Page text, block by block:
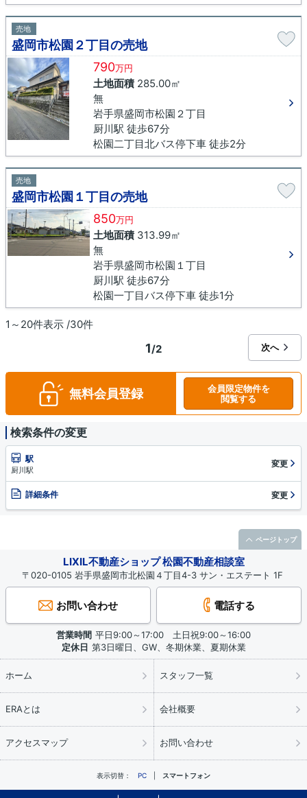
売地
盛岡市松園２丁目の売地
790万円
土地面積285.00㎡
無
岩手県盛岡市松園２丁目
厨川駅 徒歩67分
松園二丁目北バス停下車 徒歩2分
売地
盛岡市松園１丁目の売地
850万円
土地面積313.99㎡
無
岩手県盛岡市松園１丁目
厨川駅 徒歩67分
松園一丁目バス停下車 徒歩1分
1～20件表示 /30件
1/2 次へ
無料会員登録
会員限定物件を
閲覧する
検索条件の変更
駅
厨川駅
変更
詳細条件 変更
LIXIL不動産ショップ 松園不動産相談室
〒020-0105 岩手県盛岡市北松園４丁目4-3 サン・エステート 1F
お問い合わせ 電話する
営業時間 平日9:00～17:00 土日祝9:00～16:00
定休日 第3日曜日、GW、冬期休業、夏期休業
ホーム スタッフ一覧
ERAとは 会社概要
アクセスマップ お問い合わせ
表示切替： PC スマートフォン
ページトップ